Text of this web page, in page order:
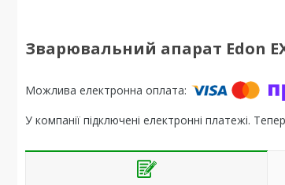
Зварювальний апарат Edon
У компанії підключені електронні платежі.